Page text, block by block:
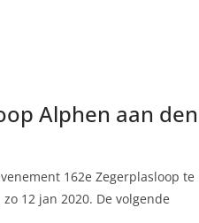
Alphen aan den
162e Zegerplasloop te
12 jan 2020. De volgende